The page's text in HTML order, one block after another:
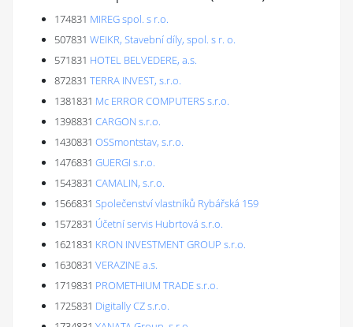
174831 MIREG spol. s r.o.
507831 WEIKR, Stavební díly, spol. s r. o.
571831 HOTEL BELVEDERE, a.s.
872831 TERRA INVEST, s.r.o.
1381831 Mc ERROR COMPUTERS s.r.o.
1398831 CARGON s.r.o.
1430831 OSSmontstav, s.r.o.
1476831 GUERGI s.r.o.
1543831 CAMALIN, s.r.o.
1566831 Společenství vlastníků Rybářská 159
1572831 Účetní servis Hubrtová s.r.o.
1621831 KRON INVESTMENT GROUP s.r.o.
1630831 VERAZINE a.s.
1719831 PROMETHIUM TRADE s.r.o.
1725831 Digitally CZ s.r.o.